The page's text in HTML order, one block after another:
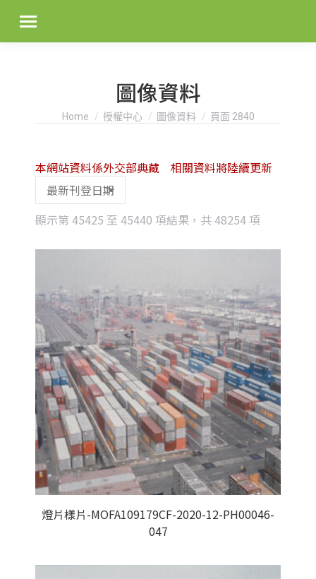
圖像資料
You are here:
Home 授權中心 圖像資料 頁面 2840
顯示第 45425 至 45440 項結果，共 48254 項
latest
本網站資料係外交部典藏 相關資料將陸續更新
燈片樣片-MOFA109179CF-2020-12-PH00046-
047